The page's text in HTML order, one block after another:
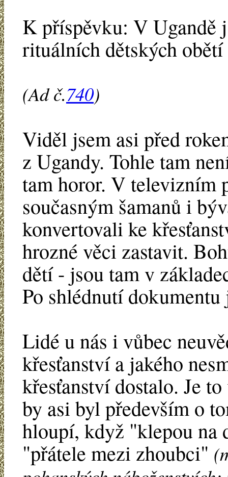
K příspěvku: V Ugandě
rituálních dětských obětí
(Ad č.740)
Viděl jsem asi před
z Ugandy. Tohle tam
tam horor. V televizním
současným šamanů i
konvertovali ke
hrozné věci zastavit.
dětí - jsou tam v
Po shlédnutí
Lidé u nás i vůbec
křesťanství a jakého
křesťanství dostalo. Je
by asi byl především o
hloupí, když "klepou na
"přátele mezi zhoubci"